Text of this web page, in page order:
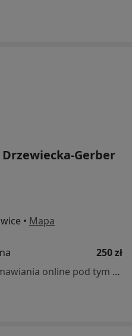
Gerber
• Mapa
250 zł
Specjalista nie oferuje umawiania online pod tym adresem.